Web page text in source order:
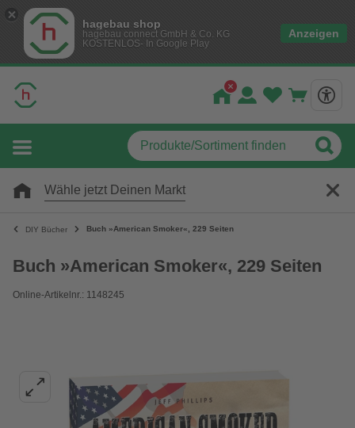
hagebau shop
hagebau connect GmbH & Co. KG
KOSTENLOS- In Google Play
Anzeigen
Wähle jetzt Deinen Markt
DIY Bücher Buch »American Smoker«, 229 Seiten
Buch »American Smoker«, 229 Seiten
Online-Artikelnr.: 1148245